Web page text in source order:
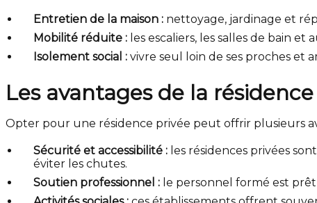
Entretien de la maison : nettoyage, jardinage et
Mobilité réduite : les escaliers, les salles de bain
Isolement social : vivre seul loin de ses proches et
Les avantages de la
Opter pour une résidence privée peut offrir plusieurs
Sécurité et accessibilité : les résidences privées
éviter les chutes.
Soutien professionnel : le personnel formé est